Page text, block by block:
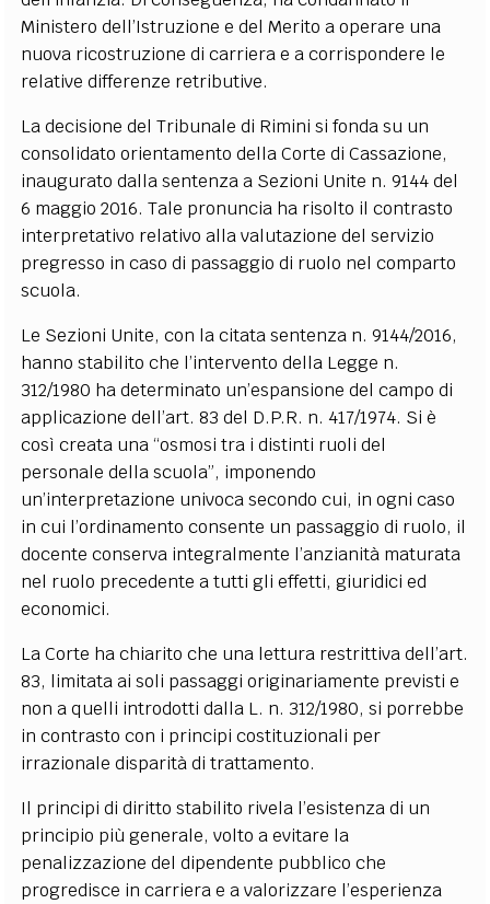
Ministero dell’Istruzione e del Merito a operare una
nuova ricostruzione di carriera e a corrispondere le
relative differenze retributive.
La decisione del Tribunale di Rimini si fonda su un
consolidato orientamento della Corte di Cassazione,
inaugurato dalla sentenza a Sezioni Unite n. 9144 del
6 maggio 2016. Tale pronuncia ha risolto il contrasto
interpretativo relativo alla valutazione del servizio
pregresso in caso di passaggio di ruolo nel comparto
scuola.
Le Sezioni Unite, con la citata sentenza n. 9144/2016,
hanno stabilito che l’intervento della Legge n.
312/1980 ha determinato un’espansione del campo di
applicazione dell’art. 83 del D.P.R. n. 417/1974. Si è
così creata una “osmosi tra i distinti ruoli del
personale della scuola”, imponendo
un’interpretazione univoca secondo cui, in ogni caso
in cui l’ordinamento consente un passaggio di ruolo, il
docente conserva integralmente l’anzianità maturata
nel ruolo precedente a tutti gli effetti, giuridici ed
economici.
La Corte ha chiarito che una lettura restrittiva dell’art.
83, limitata ai soli passaggi originariamente previsti e
non a quelli introdotti dalla L. n. 312/1980, si porrebbe
in contrasto con i principi costituzionali per
irrazionale disparità di trattamento.
Il principi di diritto stabilito rivela l’esistenza di un
principio più generale, volto a evitare la
penalizzazione del dipendente pubblico che
progredisce in carriera e a valorizzare l’esperienza